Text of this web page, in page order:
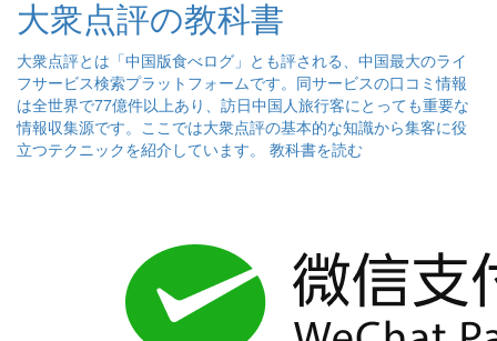
大衆点評の教科書
大衆点評とは「中国版食べログ」とも評される、中国最大のライ
フサービス検索プラットフォームです。同サービスの口コミ情報
は全世界で77億件以上あり、訪日中国人旅行客にとっても重要な
情報収集源です。ここでは大衆点評の基本的な知識から集客に役
立つテクニックを紹介しています。 教科書を読む